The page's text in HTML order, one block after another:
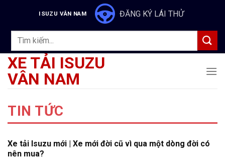
content
ISUZU VÂN NAM ĐĂNG KÝ LÁI THỬ
Tìm
XE TẢI ISUZU
VÂN NAM
TIN TỨC
Xe tải Isuzu mới | Xe mới đời cũ vì qua một dòng đời có
nên mua?